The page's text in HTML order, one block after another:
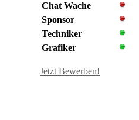
Chat Wache
Sponsor
Techniker
Grafiker
Jetzt Bewerben!